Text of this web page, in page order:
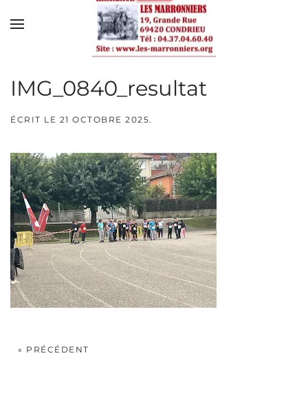
Skip to main content
IMG_0840_resultat
ÉCRIT LE 21 OCTOBRE 2025.
« PRÉCÉDENT